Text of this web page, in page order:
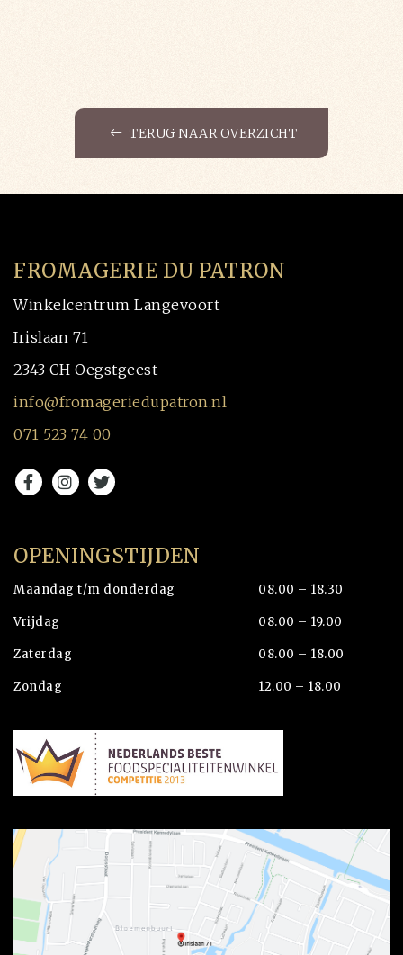
TERUG NAAR OVERZICHT
FROMAGERIE DU PATRON
Winkelcentrum Langevoort
Irislaan 71
2343 CH Oegstgeest
info@fromageriedupatron.nl
071 523 74 00
OPENINGSTIJDEN
Maandag t/m donderdag 08.00 – 18.30
Vrijdag 08.00 – 19.00
Zaterdag 08.00 – 18.00
Zondag 12.00 – 18.00